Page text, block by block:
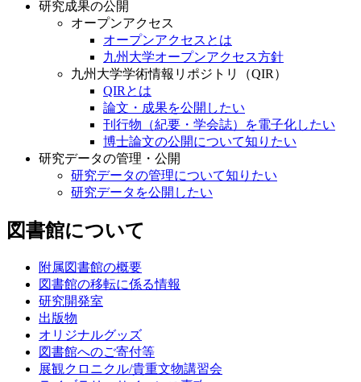
研究成果の公開
オープンアクセス
オープンアクセスとは
九州大学オープンアクセス方針
九州大学学術情報リポジトリ（QIR）
QIRとは
論文・成果を公開したい
刊行物（紀要・学会誌）を電子化したい
博士論文の公開について知りたい
研究データの管理・公開
研究データの管理について知りたい
研究データを公開したい
図書館について
附属図書館の概要
図書館の移転に係る情報
研究開発室
出版物
オリジナルグッズ
図書館へのご寄付等
展観クロニクル/貴重文物講習会